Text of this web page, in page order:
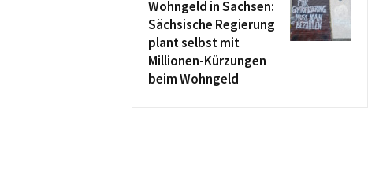
Wohngeld in Sachsen:
Sächsische Regierung
plant selbst mit
Millionen-Kürzungen
beim Wohngeld